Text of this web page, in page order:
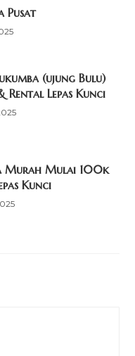
Pusat
(ujung Bulu)
Lepas Kunci
Murah Mulai 100k
Kunci